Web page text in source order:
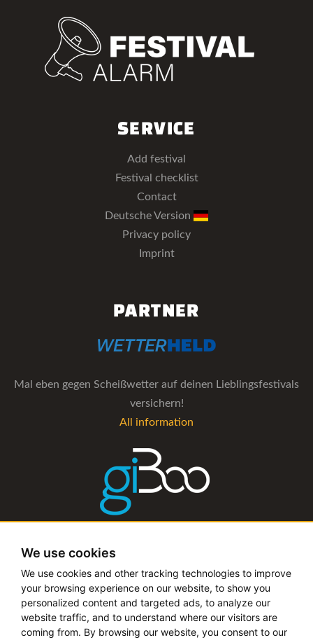
We use cookies
We use cookies and other tracking technologies to improve
your browsing experience on our website, to show you
personalized content and targeted ads, to analyze our
website traffic, and to understand where our visitors are
coming from. By browsing our website, you consent to our
SERVICE
Add festival
Festival checklist
Contact
Deutsche Version
Privacy policy
Imprint
PARTNER
Mal eben gegen Scheißwetter auf deinen Lieblingsfestivals
versichern!
All information
The management software for artist and booking agencies